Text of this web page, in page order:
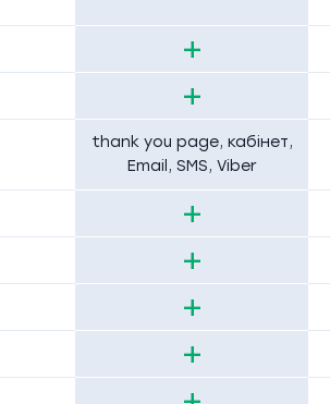
+
+
thank you page, кабінет,
Email, SMS, Viber
+
+
+
+